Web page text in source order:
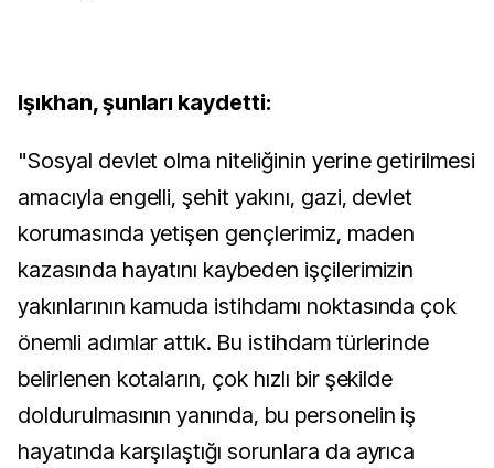
Işıkhan, şunları kaydetti:
"Sosyal devlet olma niteliğinin yerine getirilmesi
amacıyla engelli, şehit yakını, gazi, devlet
korumasında yetişen gençlerimiz, maden
kazasında hayatını kaybeden işçilerimizin
yakınlarının kamuda istihdamı noktasında çok
önemli adımlar attık. Bu istihdam türlerinde
belirlenen kotaların, çok hızlı bir şekilde
doldurulmasının yanında, bu personelin iş
hayatında karşılaştığı sorunlara da ayrıca